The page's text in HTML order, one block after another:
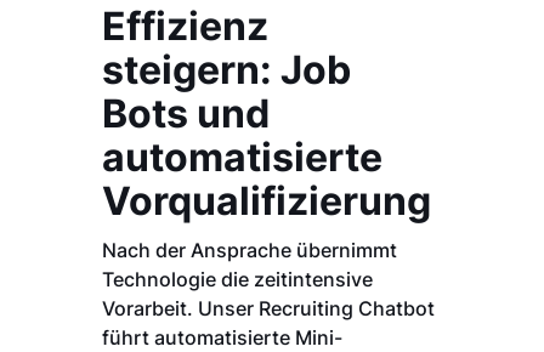
Effizienz
steigern: Job
Bots und
automatisierte
Vorqualifizierung
Nach der Ansprache übernimmt
Technologie die zeitintensive
Vorarbeit. Unser Recruiting Chatbot
führt automatisierte Mini-